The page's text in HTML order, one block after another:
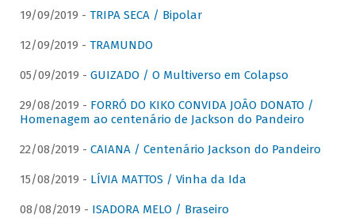
19/09/2019 - TRIPA SECA / Bipolar
12/09/2019 - TRAMUNDO
05/09/2019 - GUIZADO / O Multiverso em Colapso
29/08/2019 - FORRÓ DO KIKO CONVIDA JOÃO DONATO /
Homenagem ao centenário de Jackson do Pandeiro
22/08/2019 - CAIANA / Centenário Jackson do Pandeiro
15/08/2019 - LÍVIA MATTOS / Vinha da Ida
08/08/2019 - ISADORA MELO / Braseiro